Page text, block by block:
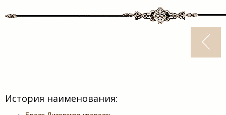
История наименования: